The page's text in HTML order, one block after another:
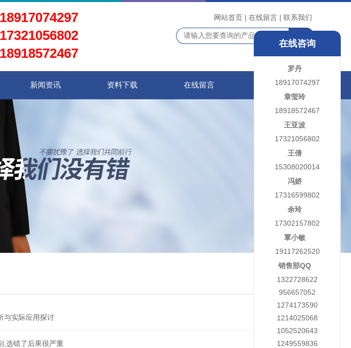
18917074297
17321056802
18918572467
网站首页 | 在线留言 | 联系我们
新闻资讯 资料下载 在线留言 联系我们
与实际应用探讨 2026-08-04
,选错了后果很严重 2026-07-29
在线咨询
罗丹
18917074297
章莹玲
18918572467
王亚波
17321056802
王倩
15308020014
冯娇
17316599802
余玲
17302157802
覃小敏
19117262520
销售部QQ
1322728622
956657052
1274173590
1214025068
1052520643
1249559836